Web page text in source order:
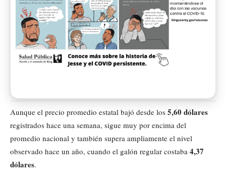
Aunque el precio promedio estatal bajó desde los 5,60 dólares
registrados hace una semana, sigue muy por encima del
promedio nacional y también supera ampliamente el nivel
observado hace un año, cuando el galón regular costaba 4,37
dólares.